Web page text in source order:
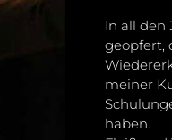
In all den
geopfert,
meiner
haben.